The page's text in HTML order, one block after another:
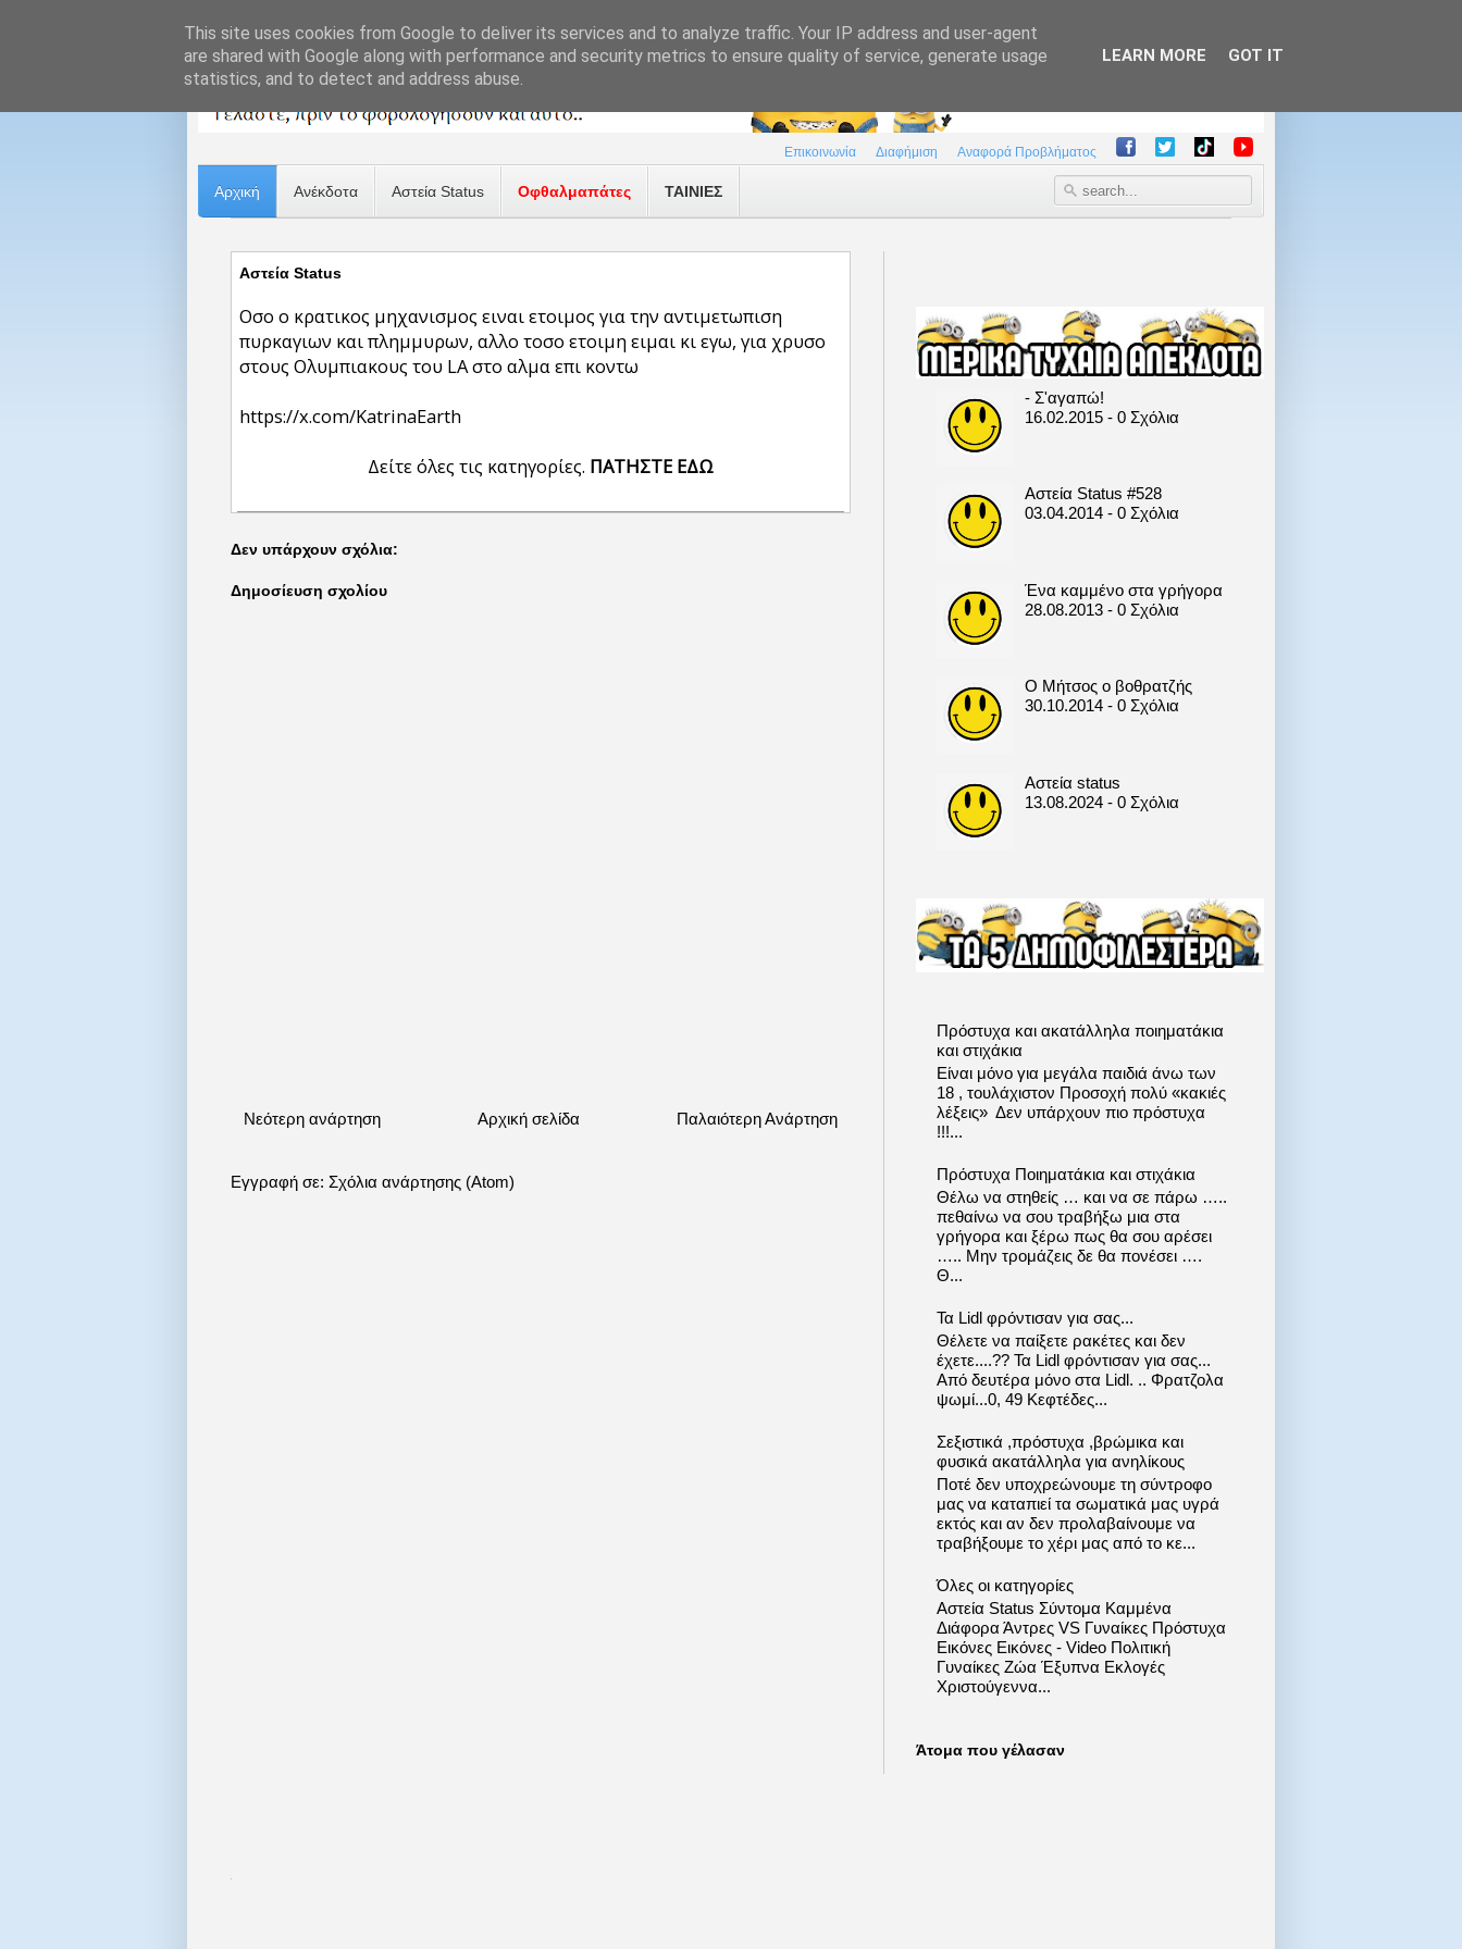
Επικοινωνία Διαφήμιση Αναφορά Προβλήματος
Αρχική Ανέκδοτα Αστεία Status Οφθαλμαπάτες ΤΑΙΝΙΕΣ
Αστεία Status
Οσο ο κρατικος μηχανισμος ειναι ετοιμος για την αντιμετωπιση
πυρκαγιων και πλημμυρων, αλλο τοσο ετοιμη ειμαι κι εγω, για χρυσο
στους Ολυμπιακους του LA στο αλμα επι κοντω
https://x.com/KatrinaEarth
Δείτε όλες τις κατηγορίες. ΠΑΤΗΣΤΕ ΕΔΩ
Δεν υπάρχουν σχόλια:
Δημοσίευση σχολίου
Νεότερη ανάρτηση Παλαιότερη Ανάρτηση
Αρχική σελίδα
Εγγραφή σε: Σχόλια ανάρτησης (Atom)
- Σ'αγαπώ!
16.02.2015 - 0 Σχόλια
Αστεία Status #528
03.04.2014 - 0 Σχόλια
Ένα καμμένο στα γρήγορα
28.08.2013 - 0 Σχόλια
Ο Μήτσος ο βοθρατζής
30.10.2014 - 0 Σχόλια
Αστεία status
13.08.2024 - 0 Σχόλια
Πρόστυχα και ακατάλληλα ποιηματάκια
και στιχάκια
Είναι μόνο για μεγάλα παιδιά άνω των
18 , τουλάχιστον Προσοχή πολύ «κακιές
λέξεις» Δεν υπάρχουν πιο πρόστυχα
!!!...
Πρόστυχα Ποιηματάκια και στιχάκια
Θέλω να στηθείς … και να σε πάρω …..
πεθαίνω να σου τραβήξω μια στα
γρήγορα και ξέρω πως θα σου αρέσει
….. Μην τρομάζεις δε θα πονέσει ….
Θ...
Τα Lidl φρόντισαν για σας...
Θέλετε να παίξετε ρακέτες και δεν
έχετε....?? Τα Lidl φρόντισαν για σας...
Από δευτέρα μόνο στα Lidl. .. Φρατζολα
ψωμί...0, 49 Κεφτέδες...
Σεξιστικά ,πρόστυχα ,βρώμικα και
φυσικά ακατάλληλα για ανηλίκους
Ποτέ δεν υποχρεώνουμε τη σύντροφο
μας να καταπιεί τα σωματικά μας υγρά
εκτός και αν δεν προλαβαίνουμε να
τραβήξουμε το χέρι μας από το κε...
Όλες οι κατηγορίες
Αστεία Status Σύντομα Καμμένα
Διάφορα Άντρες VS Γυναίκες Πρόστυχα
Εικόνες Εικόνες - Video Πολιτική
Γυναίκες Ζώα Έξυπνα Εκλογές
Χριστούγεννα...
Άτομα που γέλασαν
This site uses cookies from Google to deliver its services and to analyze traffic. Your IP address and user-agent
are shared with Google along with performance and security metrics to ensure quality of service, generate usage
statistics, and to detect and address abuse.
LEARN MORE GOT IT